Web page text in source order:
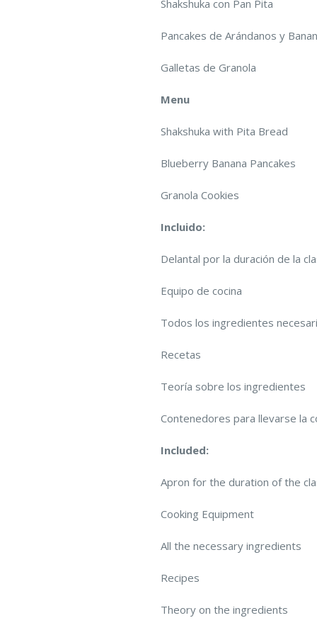
Shakshuka con Pan Pita
Pancakes de Arándanos y
Galletas de Granola
Menu
Shakshuka with Pita Bread
Blueberry Banana Pancakes
Granola Cookies
Incluido:
Delantal por la duración de la
Equipo de cocina
Todos los ingredientes
Recetas
Teoría sobre los ingredientes
Contenedores para llevarse la
Included:
Apron for the duration of the
Cooking Equipment
All the necessary ingredients
Recipes
Theory on the ingredients